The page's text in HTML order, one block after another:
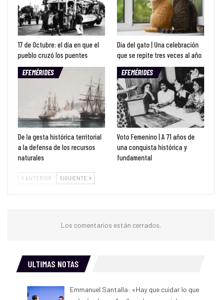
17 de Octubre: el día en que el
pueblo cruzó los puentes
Día del gato | Una celebración
que se repite tres veces al año
EFEMÉRIDES
De la gesta histórica territorial
a la defensa de los recursos
naturales
EFEMÉRIDES
Voto Femenino | A 71 años de
una conquista histórica y
fundamental
ANTERIOR SIGUIENTE
Los comentarios están cerrados.
ULTIMAS NOTAS
Emmanuel Santalla: «Hay que cuidar lo que